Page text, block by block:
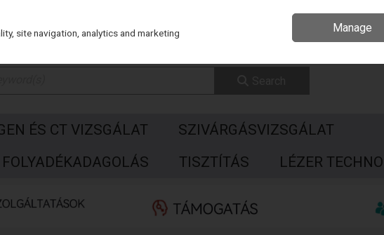
ÉS CT VIZSGÁLAT
SZIVÁRGÁSVIZSGÁLAT
FOLYADÉKADAGOLÁS TISZTÍTÁS LÉZER
site navigation, analytics and marketing
Manage